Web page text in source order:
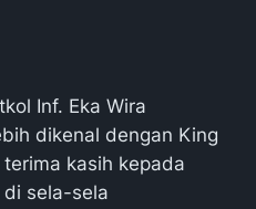
Inf. Eka Wira
dikenal dengan King
kasih kepada
di sela-sela